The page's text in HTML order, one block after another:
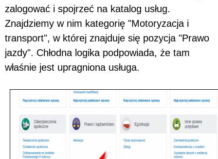
zalogować i spojrzeć na katalog usług.
Znajdziemy w nim kategorię "Motoryzacja i
transport", w której znajduje się pozycja "Prawo
jazdy". Chłodna logika podpowiada, że tam
właśnie jest upragniona usługa.